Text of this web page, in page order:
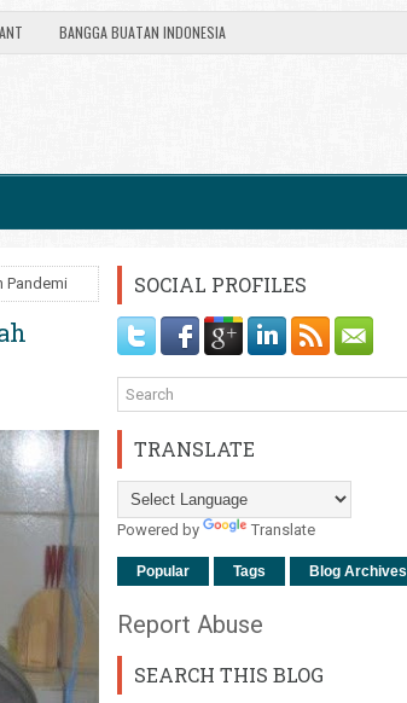
BANGGA BUATAN INDONESIA
Pandemi SOCIAL PROFILES
TRANSLATE
Powered by Translate
Popular Tags Blog Archives
Report Abuse
SEARCH THIS BLOG